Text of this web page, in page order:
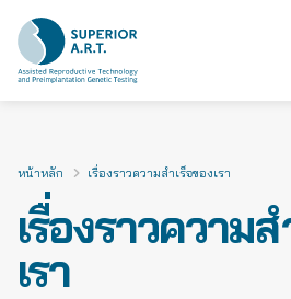
content
เรื่องราวความ
เรา
หน้าหลัก เรื่องราวความสำเร็จของเรา